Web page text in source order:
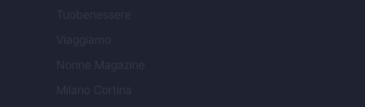
Tuobenessere
Viaggiamo
Nonne Magazine
Milano Cortina